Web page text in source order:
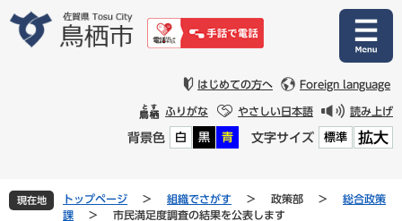
文
はじめての方へ Foreign language
ふりがな やさしい日本語 読み上げ
背景色 白 黒 青 文字サイズ 標準 拡大
現在地 トップページ > 組織でさがす > 政策部 >
総合政策
課
> 市民満足度調査の結果を公表します